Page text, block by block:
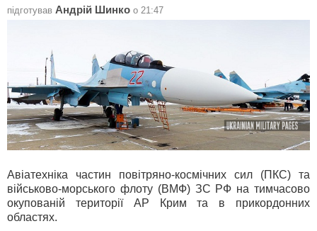
підготував Андрій Шинко о 21:47
Авіатехніка частин повітряно-космічних сил (ПКС) та
військово-морського флоту (ВМФ) ЗС РФ на тимчасово
окупованій території АР Крим та в прикордонних
областях.